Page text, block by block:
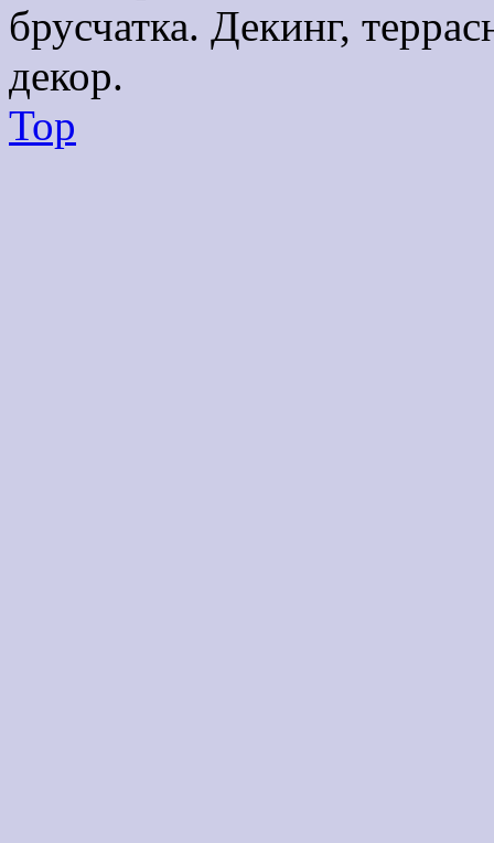
брусчатка. Декинг,
декор.
Top